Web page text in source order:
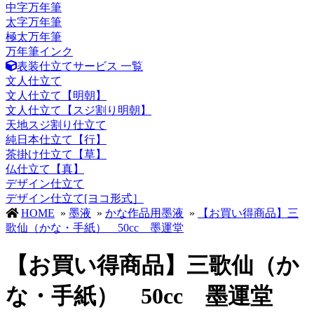
中字万年筆
太字万年筆
極太万年筆
万年筆インク
表装仕立てサービス 一覧
文人仕立て
文人仕立て【明朝】
文人仕立て【スジ割り明朝】
天地スジ割り仕立て
純日本仕立て【行】
茶掛け仕立て【草】
仏仕立て【真】
デザイン仕立て
デザイン仕立て[ヨコ形式］
HOME » 墨液 » かな作品用墨液 »
【お買い得商品】三
歌仙（かな・手紙） 50cc 墨運堂
【お買い得商品】三歌仙（か
な・手紙） 50cc 墨運堂